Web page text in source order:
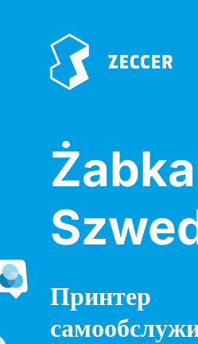
Принтер